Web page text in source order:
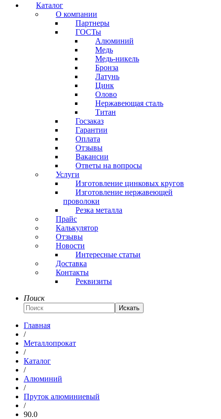
Каталог
О компании
Партнеры
ГОСТы
Алюминий
Медь
Медь-никель
Бронза
Латунь
Цинк
Олово
Нержавеющая сталь
Титан
Госзаказ
Гарантии
Оплата
Отзывы
Вакансии
Ответы на вопросы
Услуги
Изготовление цинковых кругов
Изготовление нержавеющей
проволоки
Резка металла
Прайс
Калькулятор
Отзывы
Новости
Интересные статьи
Доставка
Контакты
Реквизиты
Поиск
Искать
Главная
/
Металлопрокат
/
Каталог
/
Алюминий
/
Пруток алюминиевый
/
90.0